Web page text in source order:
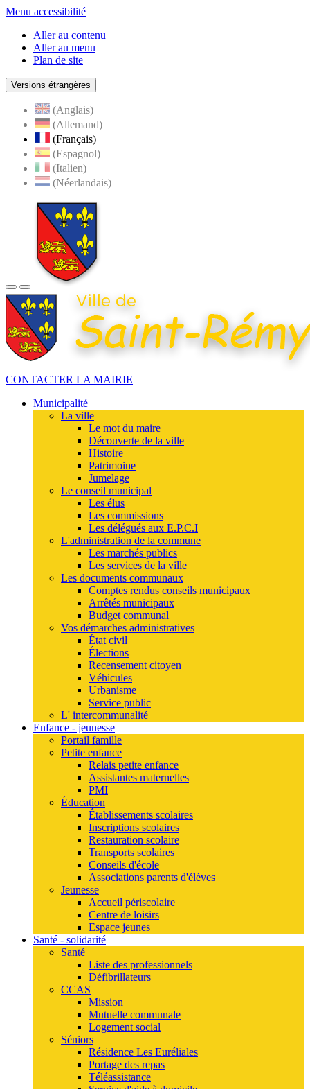
Menu accessibilité
Aller au contenu
Aller au menu
Plan de site
Versions étrangères
(Anglais)
(Allemand)
(Français)
(Espagnol)
(Italien)
(Néerlandais)
CONTACTER LA MAIRIE
Municipalité
La ville
Le mot du maire
Découverte de la ville
Histoire
Patrimoine
Jumelage
Le conseil municipal
Les élus
Les commissions
Les délégués aux E.P.C.I
L'administration de la commune
Les marchés publics
Les services de la ville
Les documents communaux
Comptes rendus conseils municipaux
Arrêtés municipaux
Budget communal
Vos démarches administratives
État civil
Élections
Recensement citoyen
Véhicules
Urbanisme
Service public
L' intercommunalité
Enfance - jeunesse
Portail famille
Petite enfance
Relais petite enfance
Assistantes maternelles
PMI
Éducation
Établissements scolaires
Inscriptions scolaires
Restauration scolaire
Transports scolaires
Conseils d'école
Associations parents d'élèves
Jeunesse
Accueil périscolaire
Centre de loisirs
Espace jeunes
Santé - solidarité
Santé
Liste des professionnels
Défibrillateurs
CCAS
Mission
Mutuelle communale
Logement social
Séniors
Résidence Les Euréliales
Portage des repas
Téléassistance